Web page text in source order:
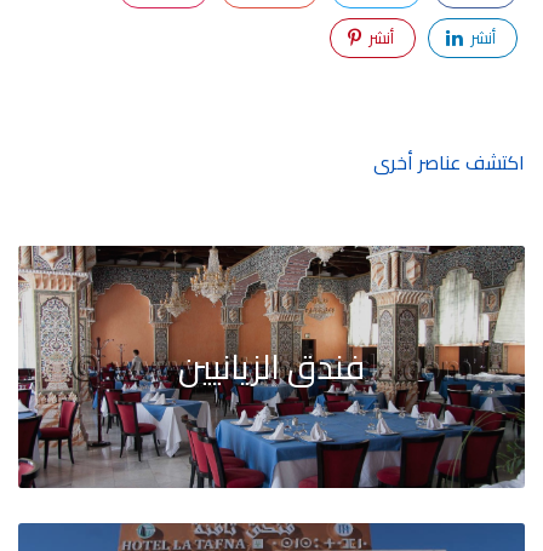
أنشر
أنشر
اكتشف عناصر أخرى
فندق الزيانيين